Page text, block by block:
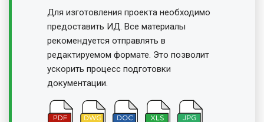
Для изготовления проекта необходимо
предоставить ИД. Все материалы
рекомендуется отправлять в
редактируемом формате. Это позволит
ускорить процесс подготовки
документации.